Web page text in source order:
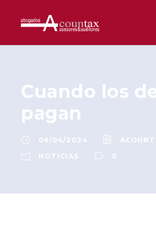
Cuando los
pagan
08/04/2024
NOTICIAS
0